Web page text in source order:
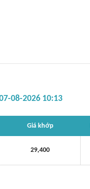
08-2026 10:13
Giá khớp
29,400